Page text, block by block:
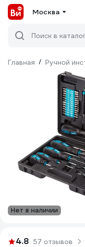
Москва
Поиск в
Главная / Ручной
Нет в наличии
4.8 57 отзывов